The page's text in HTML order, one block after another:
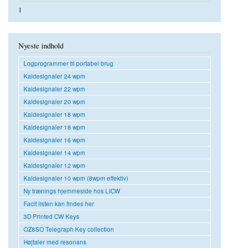
1
Nyeste indhold
Logprogrammer til portabel brug
Kaldesignaler 24 wpm
Kaldesignaler 22 wpm
Kaldesignaler 20 wpm
Kaldesignaler 18 wpm
Kaldesignaler 18 wpm
Kaldesignaler 16 wpm
Kaldesignaler 14 wpm
Kaldesignaler 12 wpm
Kaldesignaler 10 wpm (8wpm effektiv)
Ny trænings hjemmeside hos LICW
Facit listen kan findes her
3D Printed CW Keys
OZ8SO Telegraph Key collection
Højtaler med resonans